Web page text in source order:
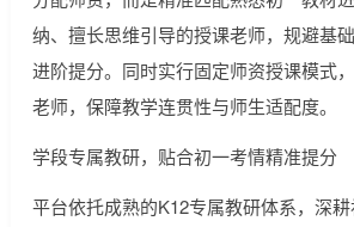
纳、擅长思维引导的授课老师，规避基
进阶提分。同时实行固定师资授课模式
老师，保障教学连贯性与师生适配度。
学段专属教研，贴合初一考情精准提分
平台依托成熟的K12专属教研体系，深